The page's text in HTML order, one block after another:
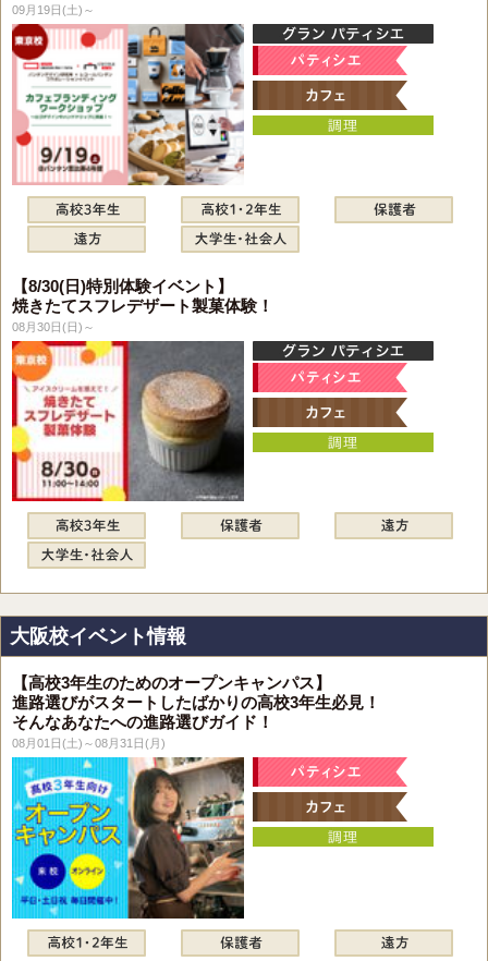
09月19日(土)～
【8/30(日)特別体験イベント】
焼きたてスフレデザート製菓体験！
08月30日(日)～
大阪校イベント情報
【高校3年生のためのオープンキャンパス】
進路選びがスタートしたばかりの高校3年生必見！
そんなあなたへの進路選びガイド！
08月01日(土)～08月31日(月)